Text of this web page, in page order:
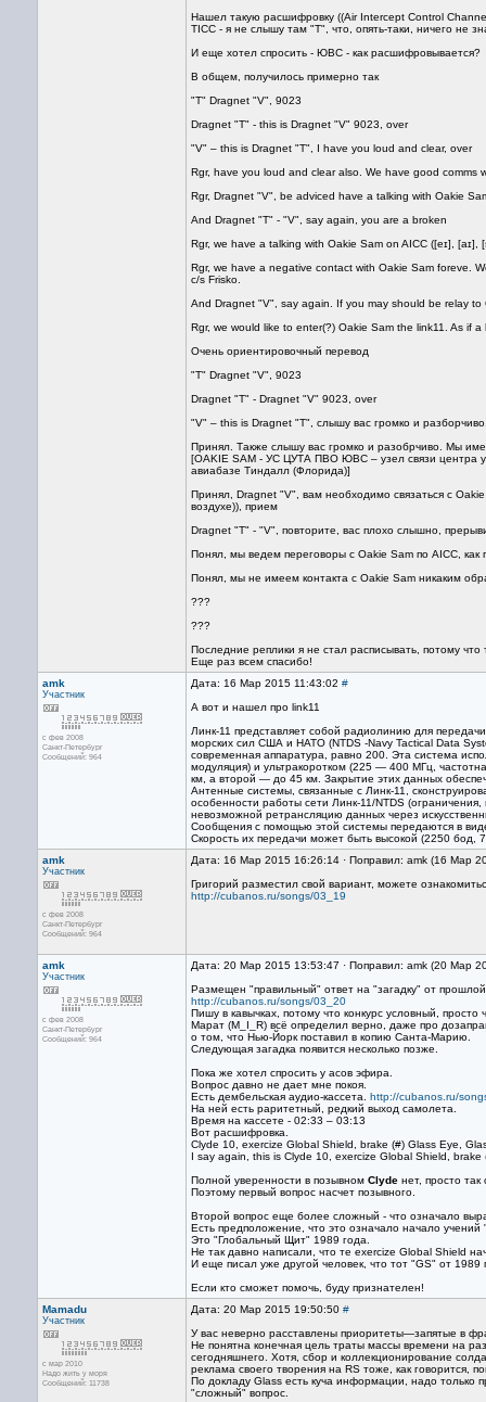
Нашел такую расшифровку ((Air Intercept Control
TICC - я не слышу там "T", что, опять-таки, ничего не
И еще хотел спросить - ЮВС - как расшифровывается?
В общем, получилось примерно так
"T" Dragnet "V", 9023
Dragnet "T" - this is Dragnet "V" 9023, over
"V" – this is Dragnet "T", I have you loud and clear, over
Rgr, have you loud and clear also. We have good comms
Rgr, Dragnet "V", be adviced have a talking with Oakie
And Dragnet "T" - "V", say again, you are a broken
Rgr, we have a talking with Oakie Sam on AICC ([eɪ], [aɪ],
Rgr, we have a negative contact with Oakie Sam foreve.
c/s Frisko.
And Dragnet "V", say again. If you may should be relay to
Rgr, we would like to enter(?) Oakie Sam the link11. As if
Очень ориентировочный перевод
"T" Dragnet "V", 9023
Dragnet "T" - Dragnet "V" 9023, over
"V" – this is Dragnet "T", слышу вас громко и
Принял. Также слышу вас громко и разобрчиво. Мы
[OAKIE SAM - УС ЦУТА ПВО ЮВС – узел связи центра
авиабазе Тиндалл (Флорида)]
Принял, Dragnet "V", вам необходимо связаться с
воздухе)), прием
Dragnet "T" - "V", повторите, вас плохо слышно,
Понял, мы ведем переговоры с Oakie Sam по AICC, как
Понял, мы не имеем контакта с Oakie Sam никаким
???
???
Последние реплики я не стал расписывать, потому
Еще раз всем спасибо!
amk
Участник
с фев 2008
Санкт-Петербург
Сообщений: 964
Дата: 16 Мар 2015 11:43:02 #
А вот и нашел про link11
Линк-11 представляет собой радиолинию для
морских сил США и НАТО (NTDS -Navy Tactical Data
современная аппаратура, равно 200. Эта система
модуляция) и ультракоротком (225 — 400 МГц,
км, а второй — до 45 км. Закрытие этих данных
Антенные системы, связанные с Линк-11,
особенности работы сети Линк-11/NTDS
невозможной ретрансляцию данных через
Сообщения с помощью этой системы передаются в
Скорость их передачи может быть высокой (2250 бод,
amk
Участник
с фев 2008
Санкт-Петербург
Сообщений: 964
Дата: 16 Мар 2015 16:26:14 · Поправил: amk (16 Мар
Григорий разместил свой вариант, можете
http://cubanos.ru/songs/03_19
amk
Участник
с фев 2008
Санкт-Петербург
Сообщений: 964
Дата: 20 Мар 2015 13:53:47 · Поправил: amk (20 Мар
Размещен "правильный" ответ на "загадку" от
http://cubanos.ru/songs/03_20
Пишу в кавычках, потому что конкурс условный,
Марат (M_I_R) всё определил верно, даже про
о том, что Нью-Йорк поставил в копию Санта-Марию.
Следующая загадка появится несколько позже.
Пока же хотел спросить у асов эфира.
Вопрос давно не дает мне покоя.
Есть дембельская аудио-кассета. http://cubanos.ru/
На ней есть раритетный, редкий выход самолета.
Время на кассете - 02:33 – 03:13
Вот расшифровка.
Clyde 10, exercize Global Shield, brake (#) Glass Eye,
I say again, this is Clyde 10, exercize Global Shield,
Полной уверенности в позывном Clyde нет, просто
Поэтому первый вопрос насчет позывного.
Второй вопрос еще более сложный - что означало
Есть предположение, что это означало начало
Это "Глобальный Щит" 1989 года.
Не так давно написали, что те exercize Global Shield
И еще писал уже другой человек, что тот "GS" от
Если кто сможет помочь, буду признателен!
Mamadu
Участник
с мар 2010
Надо жить у моря
Сообщений: 11738
Дата: 20 Мар 2015 19:50:50 #
У вас неверно расставлены приоритеты—запятые в
Не понятна конечная цель траты массы времени на
сегодняшнего. Хотя, сбор и коллекционирование
реклама своего творения на RS тоже, как говорится,
По докладу Glass есть куча информации, надо только
"сложный" вопрос.